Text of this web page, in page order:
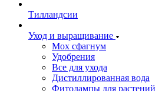
Тилландсии
Уход и выращивание
Мох сфагнум
Удобрения
Все для ухода
Дистиллированная вода
Фитолампы для растений